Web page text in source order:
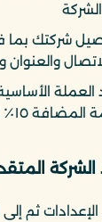
شركتك بما
والعنوان
العملة
للمبيعات والمشتريات
الشركة
الإعدادات ثم